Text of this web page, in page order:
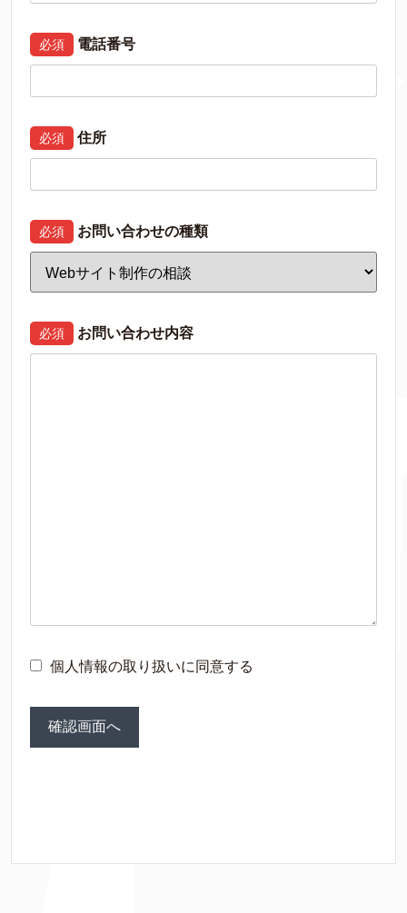
必須 電話番号
必須 住所
必須 お問い合わせの種類
必須 お問い合わせ内容
個人情報の取り扱いに同意する
確認画面へ